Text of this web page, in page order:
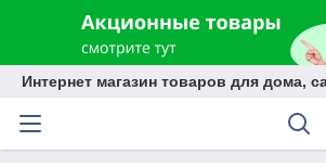
Интернет магазин товаров для дома,